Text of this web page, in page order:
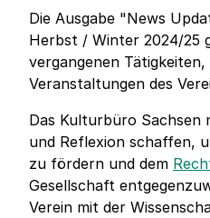
Die Ausgabe "News
Herbst / Winter 2024/25
vergangenen
Veranstaltungen des
Das Kulturbüro Sachsen
und Reflexion schaffen,
zu fördern und dem
Gesellschaft
Verein mit der